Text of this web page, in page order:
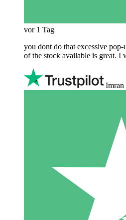
vor 1 Tag
you dont do that excessive
of the stock available is great. I
Imran